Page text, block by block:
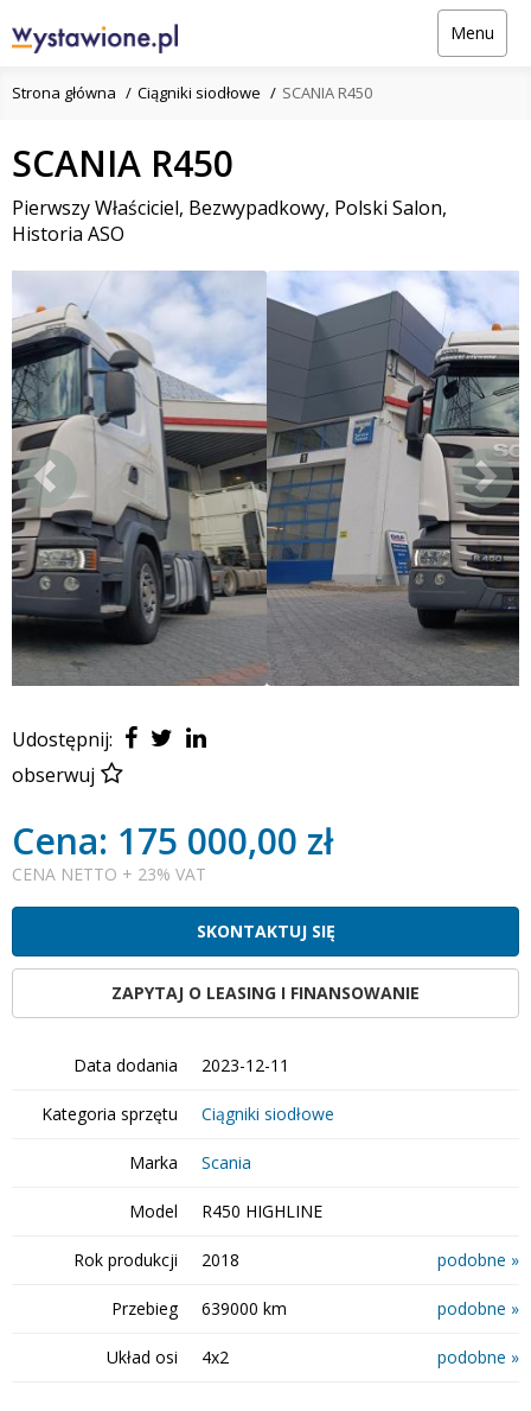
Menu
Strona główna Ciągniki siodłowe SCANIA R450
SCANIA R450
Pierwszy Właściciel, Bezwypadkowy, Polski Salon,
Historia ASO
Udostępnij:
obserwuj
Cena: 175 000,00 zł
CENA NETTO + 23% VAT
SKONTAKTUJ SIĘ
ZAPYTAJ O LEASING I FINANSOWANIE
Data dodania 2023-12-11
Kategoria sprzętu Ciągniki siodłowe
Marka Scania
Model R450 HIGHLINE
Rok produkcji 2018 podobne »
Przebieg 639000 km podobne »
Układ osi 4x2 podobne »